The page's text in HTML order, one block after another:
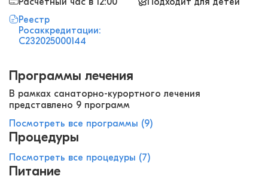
Реестр
Росаккредитации:
С232025000144
Программы лечения
В рамках санаторно-курортного лечения
представлено 9 программ
Посмотреть все программы (9)
Процедуры
Посмотреть все процедуры (7)
Питание